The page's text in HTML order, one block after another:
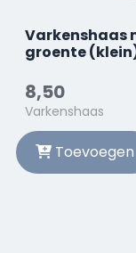
Varkenshaas
groente
8,50
Varkenshaas
Toevoegen